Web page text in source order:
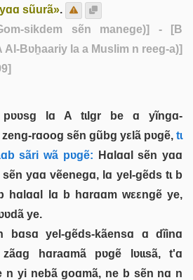
sũurã».
sikdem sẽn manege)]
- [B
Al-Bʋẖaariy la a Muslim n reeg-a)]
pʋʋsg lɑ A tɩlgr be ɑ yĩngɑ-
rɑoog sẽn gũbg yεlã pʋgẽ, tɩ
sãri wã pʋgẽ: Hɑlɑɑl sẽn yɑɑ
yɑɑ vẽenegɑ, lɑ yel-gẽds tɩ b
hɑlɑɑl lɑ b hɑrɑɑm wεεngẽ ye,
ye.
bɑsɑ yel-gẽds-kãensɑ ɑ dĩinɑ
hɑraɑmã pʋgẽ lʋɩɩsã, t'ɑ
n yi nebã goɑmã, ne b sẽn nɑ n